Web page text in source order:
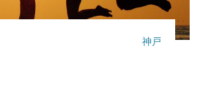
神戸